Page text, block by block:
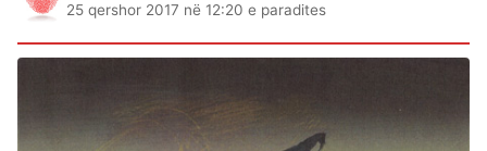
25 qershor 2017 në 12:20 e paradites